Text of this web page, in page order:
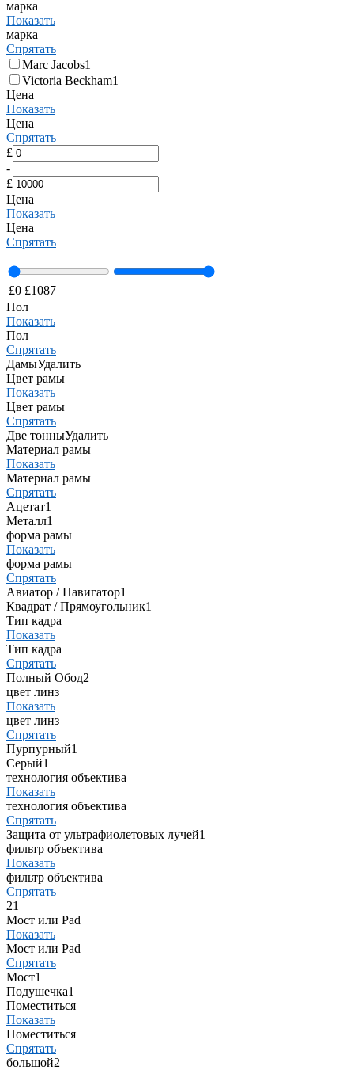
марка
Показать
марка
Спрятать
Marc Jacobs1
Victoria Beckham1
Цена
Показать
Цена
Спрятать
£
-
£
Цена
Показать
Цена
Спрятать
£0 £1087
Пол
Показать
Пол
Спрятать
ДамыУдалить
Цвет рамы
Показать
Цвет рамы
Спрятать
Две тонныУдалить
Материал рамы
Показать
Материал рамы
Спрятать
Ацетат1
Металл1
форма рамы
Показать
форма рамы
Спрятать
Авиатор / Навигатор1
Квадрат / Прямоугольник1
Тип кадра
Показать
Тип кадра
Спрятать
Полный Обод2
цвет линз
Показать
цвет линз
Спрятать
Пурпурный1
Серый1
технология объектива
Показать
технология объектива
Спрятать
Защита от ультрафиолетовых лучей1
фильтр объектива
Показать
фильтр объектива
Спрятать
21
Мост или Pad
Показать
Мост или Pad
Спрятать
Мост1
Подушечка1
Поместиться
Показать
Поместиться
Спрятать
большой2